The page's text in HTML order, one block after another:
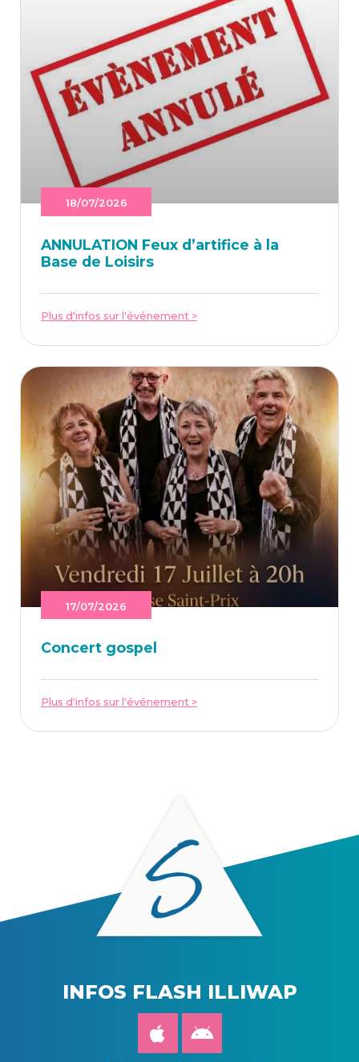
18/07/2026
ANNU­LA­TION Feux d’ar­ti­fice à la
Base de Loisirs
Plus d'infos sur l'événement >
17/07/2026
Concert gos­pel
Plus d'infos sur l'événement >
INFOS FLASH ILLIWAP